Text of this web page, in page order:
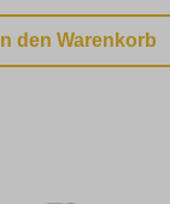
In den Warenkorb